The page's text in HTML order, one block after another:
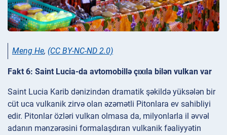
Meng He, (CC BY-NC-ND 2.0)
Fakt 6: Saint Lucia-da avtomobillə çıxıla bilən vulkan var
Saint Lucia Karib dənizindən dramatik şəkildə yüksələn bir
cüt uca vulkanik zirvə olan əzəmətli Pitonlara ev sahibliyi
edir. Pitonlar özləri vulkan olmasa da, milyonlarla il əvvəl
adanın mənzərəsini formalaşdıran vulkanik fəaliyyətin